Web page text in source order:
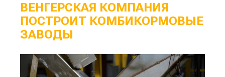
ВЕНГЕРСКАЯ КОМПАНИЯ
ПОСТРОИТ КОМБИКОРМОВЫЕ
ЗАВОДЫ